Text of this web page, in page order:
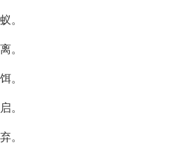
。
。
。
。
。